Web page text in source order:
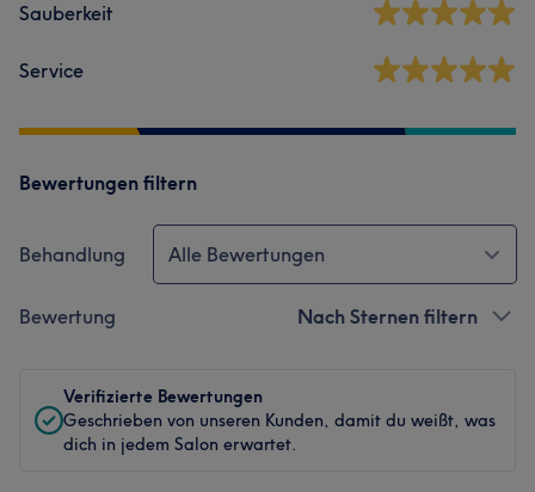
Sauberkeit
Service
Bewertungen filtern
Behandlung Alle Bewertungen
Bewertung Nach Sternen filtern
Verifizierte Bewertungen
Geschrieben von unseren Kunden, damit du weißt, was
dich in jedem Salon erwartet.